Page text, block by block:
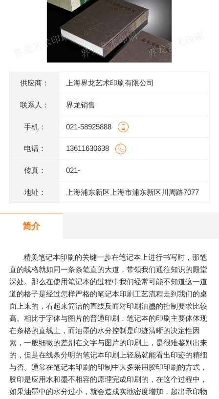
供应商： 上海界龙艺术印刷有限公司
联系人： 界龙销售
手机： 021-58925888
电话： 13611630638
传真： 021-
地址： 上海浦东新区上海市浦东新区川周路7077
简介
精美笔记本印刷的关键一步在笔记本上进行书写时，那笔
直的线格就如同一条条笔直的大道，带领我们通往知识的殿堂
深处。那么在使用笔记本的过程中我们经常可能不知道这一道
道的格子是经过怎样严格的笔记本印刷工艺流程走到我们的桌
面上来的，看起来简洁的直线反而对印刷油墨的控制要求比较
高。相比于字体与图片的普通印刷，笔记本的印刷主要体体现
在条格的直线上，而油墨的水分控制是印迹清晰的决定性因
素，一般细微的差别在文字与图片的印刷上，是很难鉴别出来
的，但是在线条分明的笔记本印刷上轻易就能看出印迹的精细
与否。通常在笔记本印刷的印制中大多采用胶印印刷的方式，
胶印是应用水和墨不相容的原理完成印刷的，在这个过程中，
如果油墨中的水分过小，就会造成实地密度增加，超出承印物